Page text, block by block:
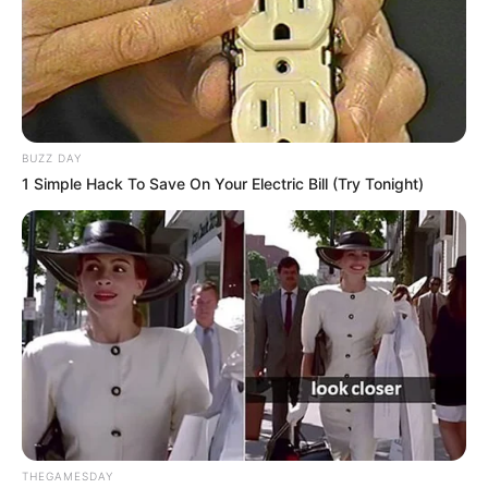
Une quarantaine depronostics de la meilleure presse du
PMU à consulter ici!
BUZZ DAY
1 Simple Hack To Save On Your Electric Bill (Try Tonight)
THEGAMESDAY